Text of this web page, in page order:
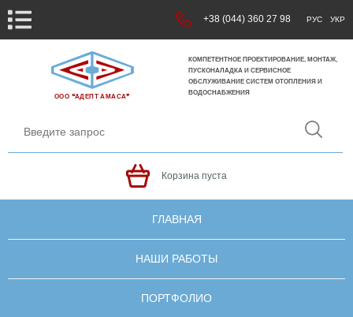
+38 (044) 360 27 98 РУС УКР
ООО ❝АДЕПТ АМАСА❞
КОМПЕТЕНТНОЕ ПРОЕКТИРОВАНИЕ, МОНТАЖ,
ПУСКОНАЛАДКА И СЕРВИСНОЕ
ОБСЛУЖИВАНИЕ СИСТЕМ ОТОПЛЕНИЯ И
ВОДОСНАБЖЕНИЯ
Корзина пуста
ГЛАВНАЯ
НАШИ РАБОТЫ
ПОРТФОЛИО